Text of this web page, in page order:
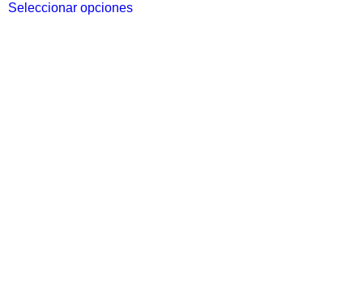
Seleccionar opciones